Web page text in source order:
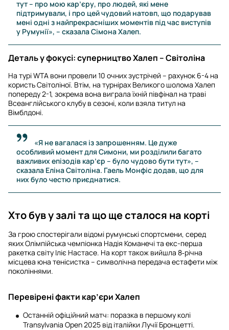
тут – про мою кар’єру, про людей, які мене
підтримували, і про цей чудовий натовп, що подарував
мені одні з найпрекрасніших моментів під час виступів
у Румунії», – сказала Сімона Халеп.
Деталь у фокусі: суперництво Халеп – Світоліна
На турі WTA вони провели 10 очних зустрічей – рахунок 6-4 на
користь Світоліної. Втім, на турнірах Великого шолома Халеп
попереду 2-1, зокрема вона виграла їхній півфінал на траві
Всеанглійського клубу в сезоні, коли взяла титул на
Вімблдоні.
«Я не вагалася із запрошенням. Це дуже
особливий момент для Симони, ми розділили багато
важливих епізодів кар’єр – було чудово бути тут», –
сказала Еліна Світоліна. Гаель Монфіс додав, що для
них було честю приєднатися.
Хто був у залі та що ще сталося на корті
За грою спостерігали відомі румунські спортсмени, серед
яких Олімпійська чемпіонка Надія Команечі та екс-перша
ракетка світу Іліє Настасе. На корт також вийшла 8‑річна
місцева юна тенісистка – символічна передача естафети між
поколіннями.
Перевірені факти кар’єри Халеп
Останній офіційний матч: поразка в першому колі
Transylvania Open 2025 від італійки Лучії Бронцетті.